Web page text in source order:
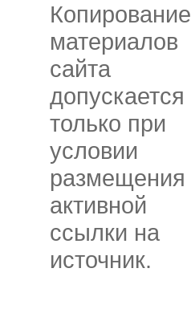
Копирование
материалов
сайта
допускается
только при
условии
размещения
активной
ссылки на
источник.